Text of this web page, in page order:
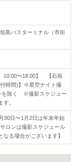
島バスターミナル（市街
10:00〜18:00】 【石垣
時間)】※星空ナイト撮
を除く ※撮影スケジュー
。
30日〜1月2日は年末年始
ロンは撮影スケジュール
る場合がございます】